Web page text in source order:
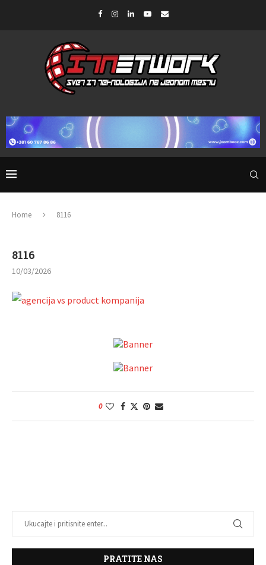
Home 8116
8116
10/03/2026
0
PRATITE NAS